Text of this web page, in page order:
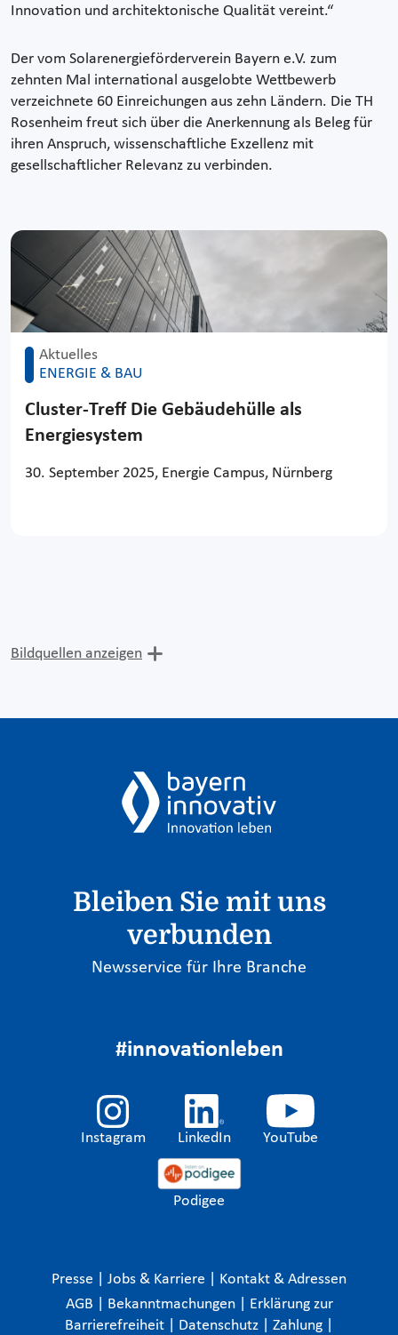
Innovation und architektonische Qualität vereint.“
Der vom Solarenergieförderverein Bayern e.V. zum
zehnten Mal international ausgelobte Wettbewerb
verzeichnete 60 Einreichungen aus zehn Ländern. Die TH
Rosenheim freut sich über die Anerkennung als Beleg für
ihren Anspruch, wissenschaftliche Exzellenz mit
gesellschaftlicher Relevanz zu verbinden.
Aktuelles
ENERGIE & BAU
Cluster-Treff Die Gebäudehülle als
Energiesystem
30. September 2025, Energie Campus, Nürnberg
Bildquellen anzeigen
Bleiben Sie mit uns
verbunden
Newsservice für Ihre Branche
#innovationleben
Instagram LinkedIn YouTube
Podigee
Presse Jobs & Karriere
Kontakt & Adressen
AGB
Bekanntmachungen
Erklärung zur
Barrierefreiheit
Datenschutz Zahlung